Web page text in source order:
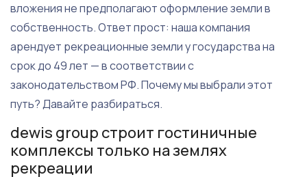
вложения не предполагают оформление земли в
собственность. Ответ прост: наша компания
арендует рекреационные земли у государства на
срок до 49 лет — в соответствии с
законодательством РФ. Почему мы выбрали этот
путь? Давайте разбираться.
dewis group строит гостиничные
комплексы только на землях
рекреации